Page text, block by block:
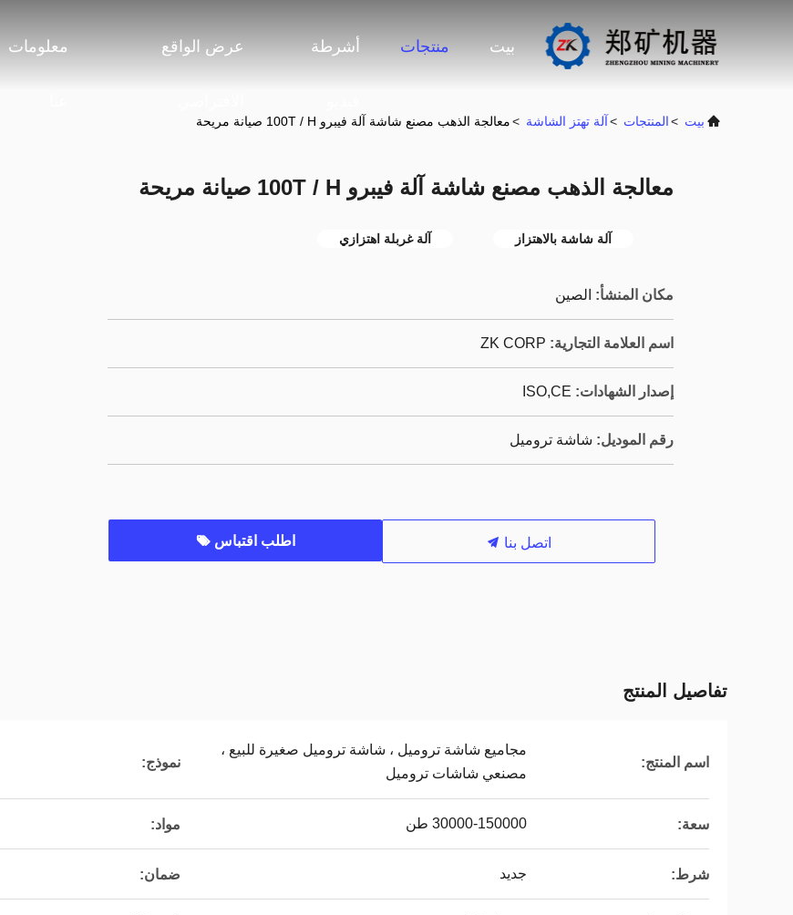
بيت منتجات أشرطة عرض الواقع معلومات
بيت >المنتجات >آلة تهتز الشاشة >معالجة الذهب مصنع شاشة آلة فيبرو 100T / H صيانة مريحة
معالجة الذهب مصنع شاشة آلة فيبرو 100T / H صيانة مريحة
آلة شاشة بالاهتزاز آلة غربلة اهتزازي
مكان المنشأ: الصين
اسم العلامة التجارية: ZK CORP
إصدار الشهادات: ISO,CE
رقم الموديل: شاشة تروميل
اتصل بنا اطلب اقتباس
تفاصيل المنتج
اسم المنتج:
مجاميع شاشة تروميل ، شاشة تروميل صغيرة للبيع ،
مصنعي شاشات تروميل
نموذج:
سعة: 30000-150000 طن مواد:
شرط: جديد ضمان: